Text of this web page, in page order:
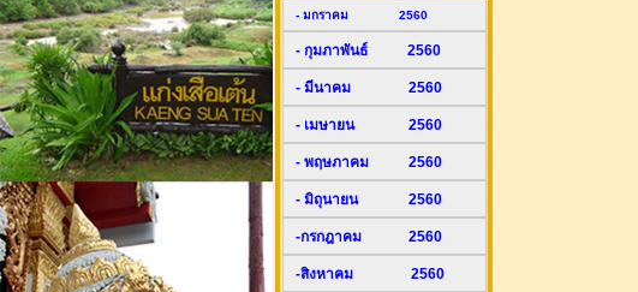
- มกราคม 2560
- กุมภาพันธ์ 2560
- มีนาคม 2560
- เมษายน 2560
- พฤษภาคม 2560
- มิถุนายน 2560
-กรกฎาคม 2560
-สิงหาคม 2560